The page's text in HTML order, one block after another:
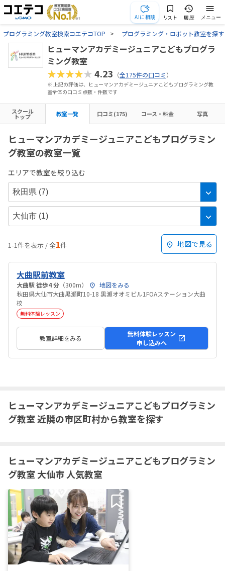
AIに相談 リスト 履歴 メニュー
プログラミング教室検索コエテコTOP プログラミング・ロボット教室を探す
ヒューマンアカデミージュニアこどもプログラ
ミング教室
★★★★★4.23 （全175件の口コミ）
※ 上記の評価は、ヒューマンアカデミージュニアこどもプログラミング教
室全体の口コミ点数・件数です
スクール
トップ 教室一覧 口コミ(175) コース・料金 写真
ヒューマンアカデミージュニアこどもプログラミン
グ教室の教室一覧
エリアで教室を絞り込む
1-1件を表示 / 全1件 地図で見る
大曲駅前教室
大曲駅 徒歩4 分 （300m）
地図をみる
秋田県大仙市大曲黒瀬町10-18 黒瀬オオミビル1FOAステーション大曲
校
無料体験レッスン
教室詳細をみる
無料体験レッスン
申し込みへ
ヒューマンアカデミージュニアこどもプログラミン
グ教室 近隣の市区町村から教室を探す
ヒューマンアカデミージュニアこどもプログラミン
グ教室 大仙市 人気教室